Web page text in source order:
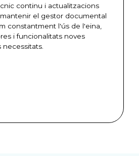
continu i actualitzacions
el gestor documental
constantment l'ús de l'eina,
i funcionalitats noves
necessitats.